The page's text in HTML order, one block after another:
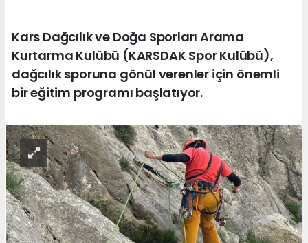
Kars Dağcılık ve Doğa Sporları Arama
Kurtarma Kulübü (KARSDAK Spor Kulübü),
dağcılık sporuna gönül verenler için önemli
bir eğitim programı başlatıyor.